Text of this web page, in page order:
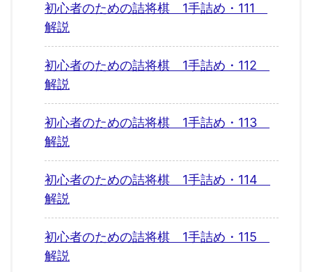
初心者のための詰将棋 1手詰め・111
解説
初心者のための詰将棋 1手詰め・112
解説
初心者のための詰将棋 1手詰め・113
解説
初心者のための詰将棋 1手詰め・114
解説
初心者のための詰将棋 1手詰め・115
解説